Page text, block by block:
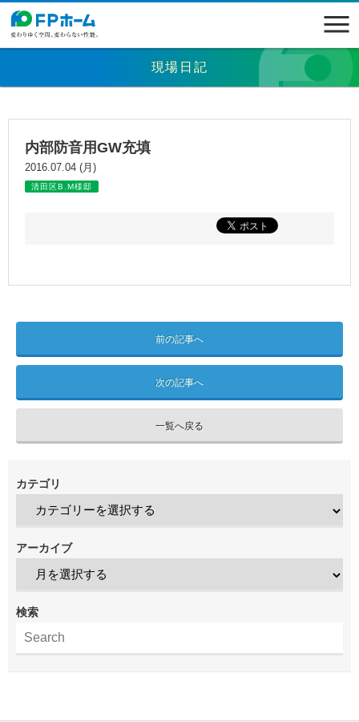
現場日記
内部防音用GW充填
2016.07.04 (月)
清田区B.M様邸
前の記事へ
次の記事へ
一覧へ戻る
カテゴリ
アーカイブ
検索